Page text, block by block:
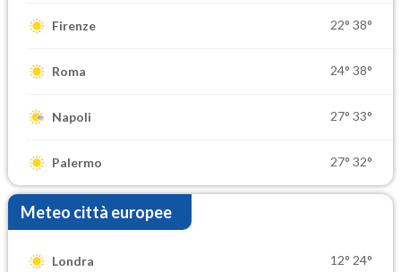
Firenze 22° 38°
Roma 24° 38°
Napoli 27° 33°
Palermo 27° 32°
Meteo città europee
Londra 12° 24°